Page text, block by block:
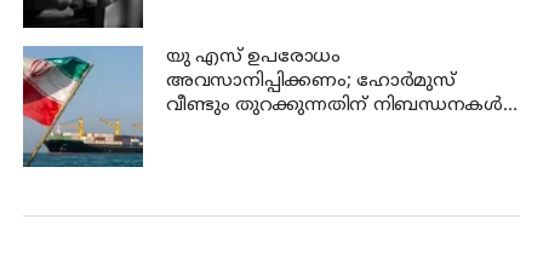
യു എസ് ഉപരോധം
അവസാനിപ്പിക്കണം; ഹോര്‍മുസ്
വീണ്ടും തുറക്കുന്നതിന് നിബന്ധനകള്‍